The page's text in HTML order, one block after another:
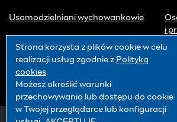
Strona korzysta z plikówcookie w celu
realizacji usług zgodnie z Polityką
cookies.
Możesz określić warunki
przechowywania lub dostępu do cookie
w Twojej przeglądarce lub konfiguracji
Usamodzielniani wychowankowie
i
o
Przetwarzanie danych osobowych